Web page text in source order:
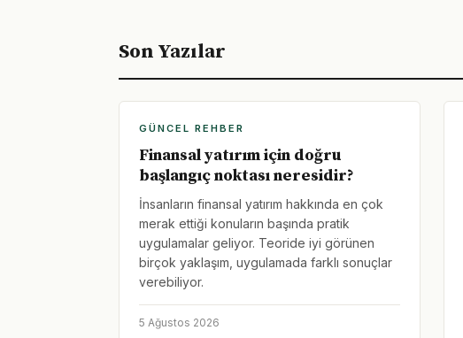
Son Yazılar
GÜNCEL REHBER
Finansal yatırım için doğru
başlangıç noktası neresidir?
İnsanların finansal yatırım hakkında en çok
merak ettiği konuların başında pratik
uygulamalar geliyor. Teoride iyi görünen
birçok yaklaşım, uygulamada farklı sonuçlar
verebiliyor.
5 Ağustos 2026